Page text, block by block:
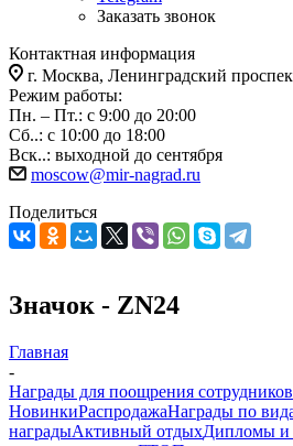
Заказать звонок
Контактная информация
г. Москва, Ленинградский
Режим работы:
Пн. – Пт.: с 9:00 до 20:00
Сб..: с 10:00 до 18:00
Вск..: выходной до сентября
moscow@mir-nagrad.ru
Поделиться
Значок - ZN24
Главная
-
Награды для поощрения сотрудников
НовинкиРаспродажаНаграды по
наградыАктивный отдыхДипломы и